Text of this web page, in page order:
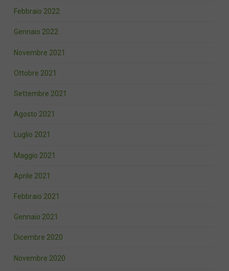
Febbraio 2022
Gennaio 2022
Novembre 2021
Ottobre 2021
Settembre 2021
Agosto 2021
Luglio 2021
Maggio 2021
Aprile 2021
Febbraio 2021
Gennaio 2021
Dicembre 2020
Novembre 2020